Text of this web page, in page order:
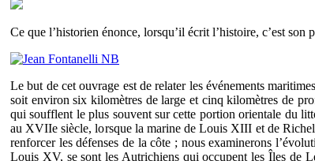
Ce que l’historien énonce, lorsqu’il écrit l’histoire, c’est son
Le but de cet ouvrage est de relater les événements
soit environ six kilomètres de large et cinq kilomètres de
qui soufflent le plus souvent sur cette portion orientale du
au XVIIe siècle, lorsque la marine de Louis XIII et de
renforcer les défenses de la côte ; nous examinerons
Louis XV, se sont les Autrichiens qui occupent les Îles de